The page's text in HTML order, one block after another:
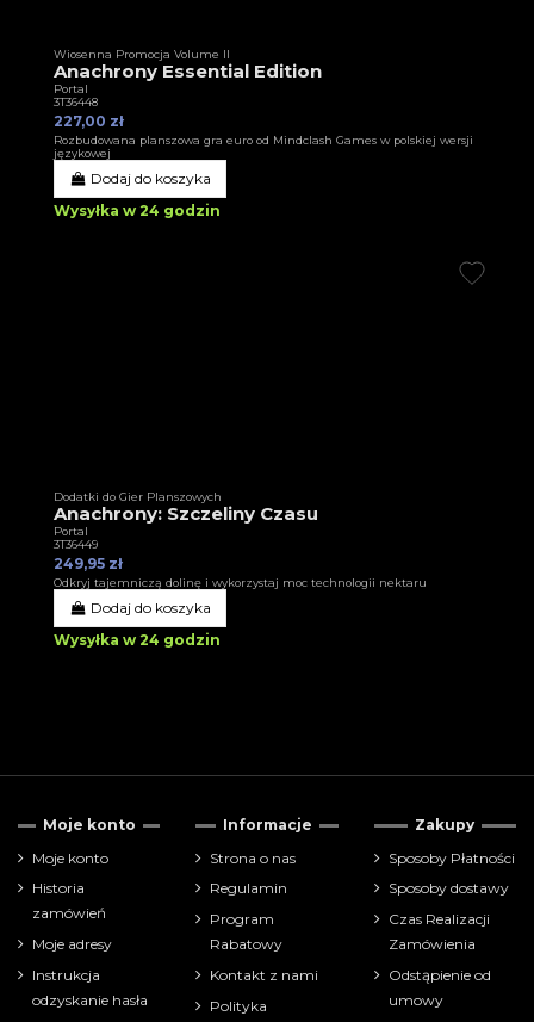
Wiosenna Promocja Volume II
Anachrony Essential Edition
Portal
3T36448
227,00 zł
Rozbudowana planszowa gra euro od Mindclash Games w polskiej wersji
językowej
Dodaj do koszyka
Wysyłka w 24 godzin
Dodatki do Gier Planszowych
Anachrony: Szczeliny Czasu
Portal
3T36449
249,95 zł
Odkryj tajemniczą dolinę i wykorzystaj moc technologii nektaru
Dodaj do koszyka
Wysyłka w 24 godzin
Moje konto
Moje konto
Historia
zamówień
Moje adresy
Instrukcja
odzyskanie hasła
Informacje
Strona o nas
Regulamin
Program
Rabatowy
Kontakt z nami
Polityka
Zakupy
Sposoby Płatności
Sposoby dostawy
Czas Realizacji
Zamówienia
Odstąpienie od
umowy